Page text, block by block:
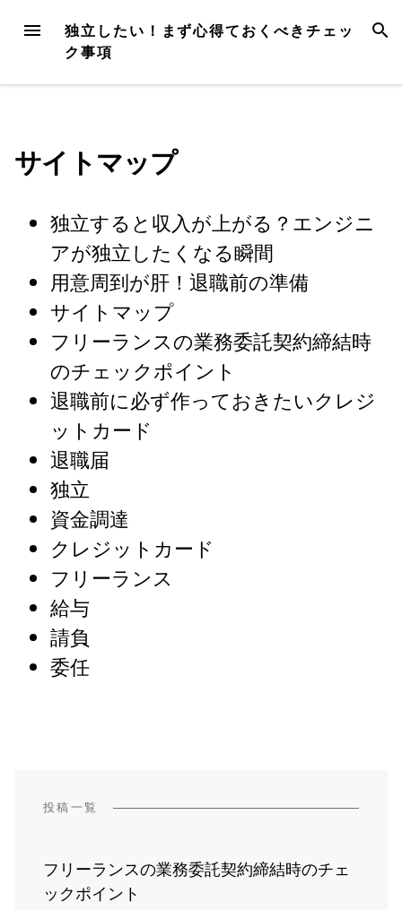
MENU
独立したい！まず心得ておくべきチェッ
ク事項
サイトマップ
独立すると収入が上がる？エンジニ
アが独立したくなる瞬間
用意周到が肝！退職前の準備
サイトマップ
フリーランスの業務委託契約締結時
のチェックポイント
退職前に必ず作っておきたいクレジ
ットカード
退職届
独立
資金調達
クレジットカード
フリーランス
給与
請負
委任
投稿一覧
フリーランスの業務委託契約締結時のチェ
ックポイント